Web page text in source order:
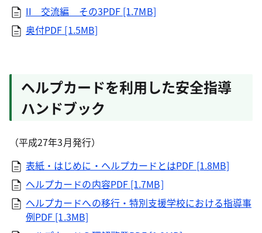
II 交流編 その3PDF [1.7MB]
奥付PDF [1.5MB]
ヘルプカードを利用した安全指導
ハンドブック
（平成27年3月発行）
表紙・はじめに・ヘルプカードとはPDF [1.8MB]
ヘルプカードの内容PDF [1.7MB]
ヘルプカードへの移行・特別支援学校における指導事
例PDF [1.3MB]